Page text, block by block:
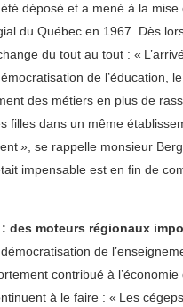
déposé et a mené à la mise
du Québec en 1967. Dès
du tout au tout : «
de l’éducation, le
des métiers en plus de
filles dans un même
», se rappelle monsieur
impensable est en fin de
des moteurs régionaux
de
contribué à l’économie
à le faire : « Les